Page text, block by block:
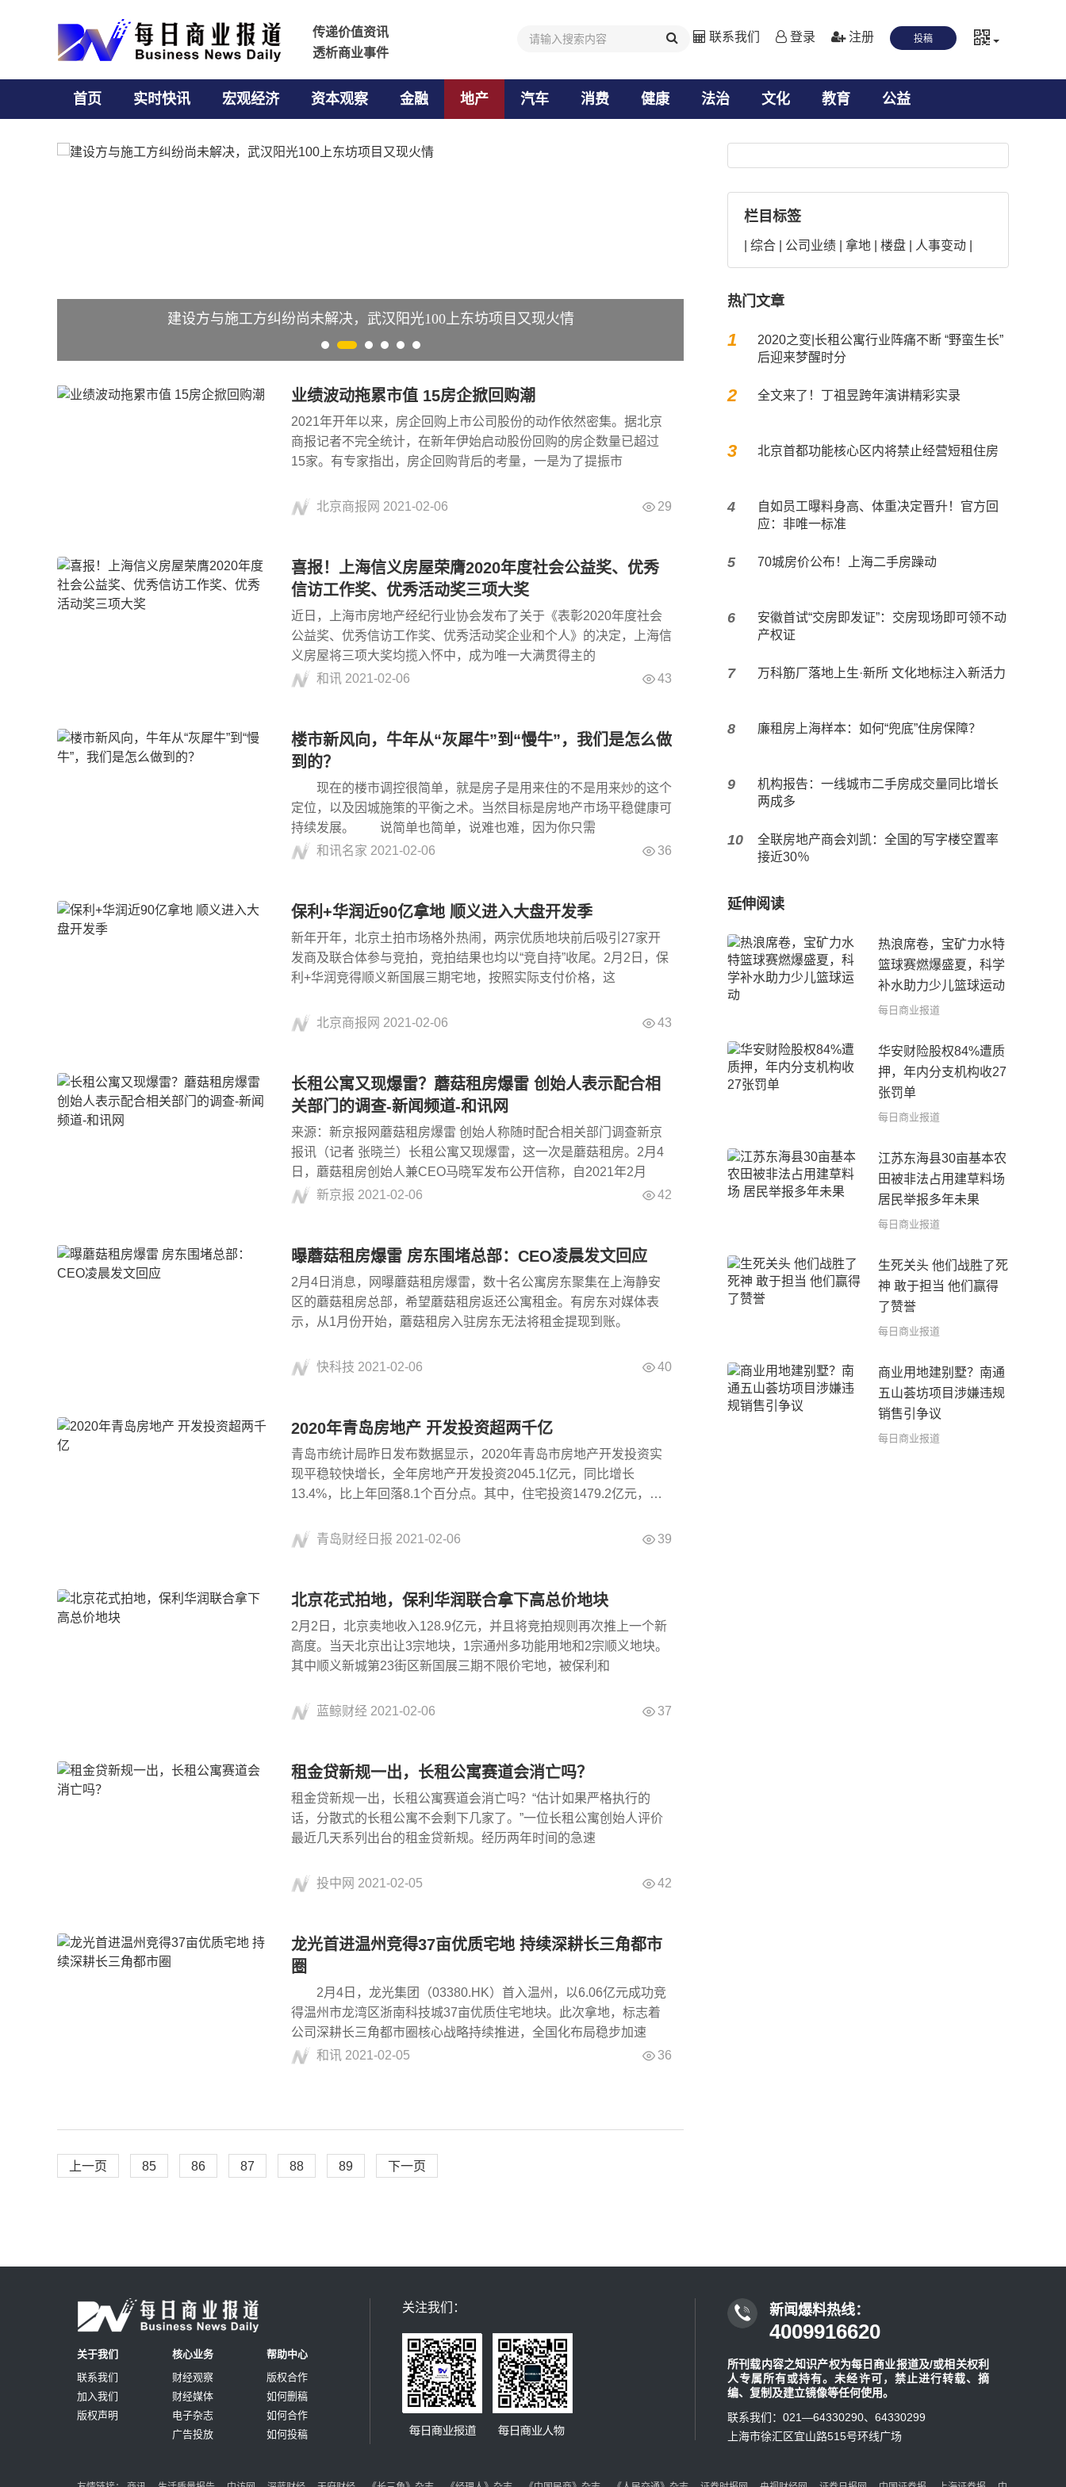
传递价值资讯
传递价值资讯
透析商业事件
透析商业事件
联系我们 登录 注册 投稿
首页 实时快讯 宏观经济 资本观察 金融 地产 汽车 消费 健康 法治 文化 教育 公益
河北深泽县一工程未招标先施工 被指“内定”施工单位
业绩波动拖累市值 15房企掀回购潮
2021年开年以来，房企回购上市公司股份的动作依然密集。据北京
商报记者不完全统计，在新年伊始启动股份回购的房企数量已超过
15家。有专家指出，房企回购背后的考量，一是为了提振市
北京商报网 2021-02-06 29
喜报！上海信义房屋荣膺2020年度社会公益奖、优秀
信访工作奖、优秀活动奖三项大奖
近日，上海市房地产经纪行业协会发布了关于《表彰2020年度社会
公益奖、优秀信访工作奖、优秀活动奖企业和个人》的决定，上海信
义房屋将三项大奖均揽入怀中，成为唯一大满贯得主的
和讯 2021-02-06 43
楼市新风向，牛年从“灰犀牛”到“慢牛”，我们是怎么做
到的？
现在的楼市调控很简单，就是房子是用来住的不是用来炒的这个
定位，以及因城施策的平衡之术。当然目标是房地产市场平稳健康可
持续发展。 说简单也简单，说难也难，因为你只需
和讯名家 2021-02-06 36
保利+华润近90亿拿地 顺义进入大盘开发季
新年开年，北京土拍市场格外热闹，两宗优质地块前后吸引27家开
发商及联合体参与竞拍，竞拍结果也均以“竞自持”收尾。2月2日，保
利+华润竞得顺义新国展三期宅地，按照实际支付价格，这
北京商报网 2021-02-06 43
长租公寓又现爆雷？蘑菇租房爆雷 创始人表示配合相
关部门的调查-新闻频道-和讯网
来源：新京报网蘑菇租房爆雷 创始人称随时配合相关部门调查新京
报讯（记者 张晓兰）长租公寓又现爆雷，这一次是蘑菇租房。2月4
日，蘑菇租房创始人兼CEO马晓军发布公开信称，自2021年2月
新京报 2021-02-06 42
曝蘑菇租房爆雷 房东围堵总部：CEO凌晨发文回应
2月4日消息，网曝蘑菇租房爆雷，数十名公寓房东聚集在上海静安
区的蘑菇租房总部，希望蘑菇租房返还公寓租金。有房东对媒体表
示，从1月份开始，蘑菇租房入驻房东无法将租金提现到账。
快科技 2021-02-06 40
2020年青岛房地产 开发投资超两千亿
青岛市统计局昨日发布数据显示，2020年青岛市房地产开发投资实
现平稳较快增长，全年房地产开发投资2045.1亿元，同比增长
13.4%，比上年回落8.1个百分点。其中，住宅投资1479.2亿元，同
青岛财经日报 2021-02-06 39
北京花式拍地，保利华润联合拿下高总价地块
2月2日，北京卖地收入128.9亿元，并且将竞拍规则再次推上一个新
高度。当天北京出让3宗地块，1宗通州多功能用地和2宗顺义地块。
其中顺义新城第23街区新国展三期不限价宅地，被保利和
蓝鲸财经 2021-02-06 37
租金贷新规一出，长租公寓赛道会消亡吗？
租金贷新规一出，长租公寓赛道会消亡吗？“估计如果严格执行的
话，分散式的长租公寓不会剩下几家了。”一位长租公寓创始人评价
最近几天系列出台的租金贷新规。经历两年时间的急速
投中网 2021-02-05 42
龙光首进温州竞得37亩优质宅地 持续深耕长三角都市
圈
2月4日，龙光集团（03380.HK）首入温州，以6.06亿元成功竞
得温州市龙湾区浙南科技城37亩优质住宅地块。此次拿地，标志着
公司深耕长三角都市圈核心战略持续推进，全国化布局稳步加速
和讯 2021-02-05 36
上一页 85 86 87 88 89 下一页
栏目标签
综合 公司业绩 拿地 楼盘 人事变动
热门文章
1
2020之变|长租公寓行业阵痛不断 “野蛮生长”
后迎来梦醒时分
2 全文来了！丁祖昱跨年演讲精彩实录
3 北京首都功能核心区内将禁止经营短租住房
4
自如员工曝料身高、体重决定晋升！官方回
应：非唯一标准
5 ​70城房价公布！上海二手房躁动
6
安徽首试“交房即发证”：交房现场即可领不动
产权证
7 万科筋厂落地上生·新所 文化地标注入新活力
8 廉租房上海样本：如何“兜底”住房保障？
9
机构报告：一线城市二手房成交量同比增长
两成多
10
全联房地产商会刘凯：全国的写字楼空置率
接近30％
延伸阅读
热浪席卷，宝矿力水特
篮球赛燃爆盛夏，科学
补水助力少儿篮球运动
每日商业报道
华安财险股权84%遭质
押，年内分支机构收27
张罚单
每日商业报道
江苏东海县30亩基本农
田被非法占用建草料场
居民举报多年未果
每日商业报道
生死关头 他们战胜了死
神 敢于担当 他们赢得
了赞誉
每日商业报道
商业用地建别墅？南通
五山荟坊项目涉嫌违规
销售引争议
每日商业报道
关于我们
联系我们
加入我们
版权声明
核心业务
财经观察
财经媒体
电子杂志
广告投放
帮助中心
版权合作
如何删稿
如何合作
如何投稿
关注我们： 新闻爆料热线：
4009916620
所刊载内容之知识产权为每日商业报道及/或相关权利
人专属所有或持有。未经许可，禁止进行转载、摘
编、复制及建立镜像等任何使用。
联系我们：021—64330290、64330299
上海市徐汇区宜山路515号环线广场